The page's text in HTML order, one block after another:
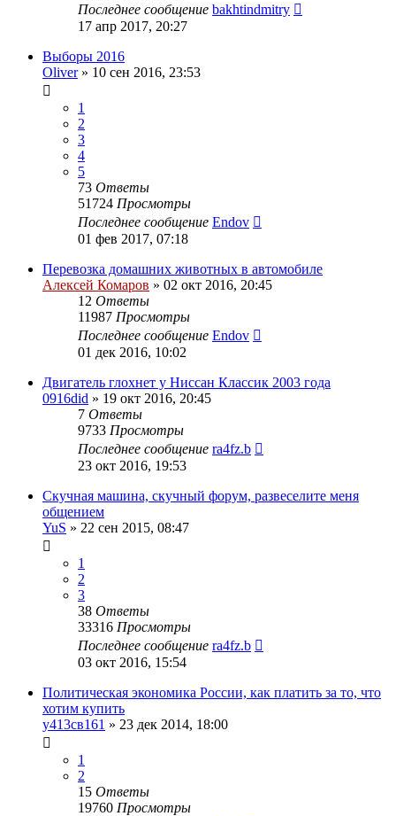
Последнее сообщение bakhtindmitry
17 апр 2017, 20:27
Выборы 2016
Oliver» 10 сен 2016, 23:53
1
2
3
4
5
73 Ответы
51724 Просмотры
Последнее сообщение Endov
01 фев 2017, 07:18
Перевозка домашних животных в автомобиле
Алексей Комаров » 02 окт 2016, 20:45
12 Ответы
11987 Просмотры
Последнее сообщение Endov
01 дек 2016, 10:02
Двигатель глохнет у Ниссан Классик 2003 года
0916did » 19 окт 2016, 20:45
7 Ответы
9733 Просмотры
Последнее сообщение ra4fz.b
23 окт 2016, 19:53
Скучная машина, скучный форум, развеселите меня
общением
YuS » 22 сен 2015, 08:47
1
2
3
38 Ответы
33316 Просмотры
Последнее сообщение ra4fz.b
03 окт 2016, 15:54
Политическая экономика России, как платить за то, что
хотим купить
у413св161 » 23 дек 2014, 18:00
1
2
15 Ответы
19760 Просмотры